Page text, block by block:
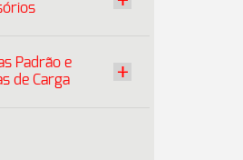
Padrão e
de Carga